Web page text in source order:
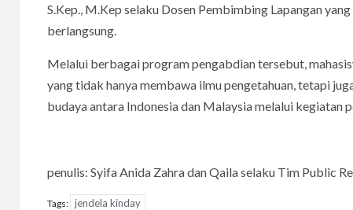
S.Kep., M.Kep selaku Dosen Pembimbing Lapangan
berlangsung.
Melalui berbagai program pengabdian tersebut,
yang tidak hanya membawa ilmu pengetahuan, tetapi
budaya antara Indonesia dan Malaysia melalui
penulis: Syifa Anida Zahra dan Qaila selaku Tim Public
Tags: jendela kinday